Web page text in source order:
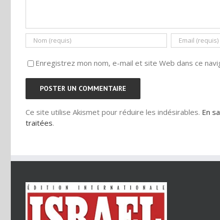
Enregistrez mon nom, e-mail et site Web dans ce
Ce site utilise Akismet pour réduire les indésirables. En
traitées.